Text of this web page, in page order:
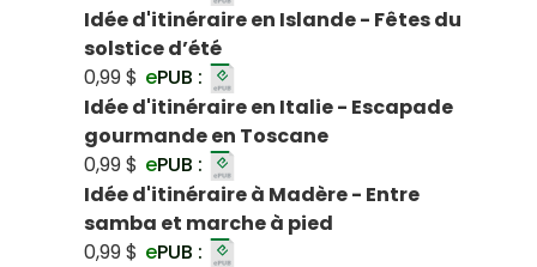
Idée d'itinéraire en Islande - Fêtes du
solstice d’été
0,99 $ ePUB :
Idée d'itinéraire en Italie - Escapade
gourmande en Toscane
0,99 $ ePUB :
Idée d'itinéraire à Madère - Entre
samba et marche à pied
0,99 $ ePUB :